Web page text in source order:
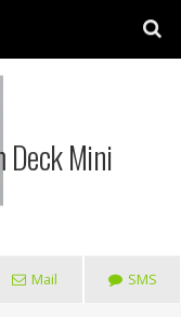
Deck Mini
Mail SMS